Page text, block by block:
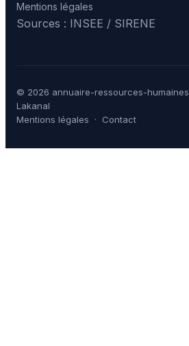
Mentions légales
Sources : INSEE / SIRENE
© 2026 annuaire-ressources-
Lakanal
Mentions légales · Contact